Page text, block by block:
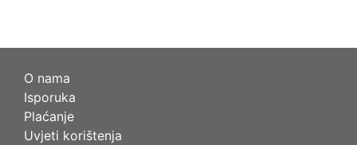
O nama
Isporuka
Plaćanje
Uvjeti korištenja